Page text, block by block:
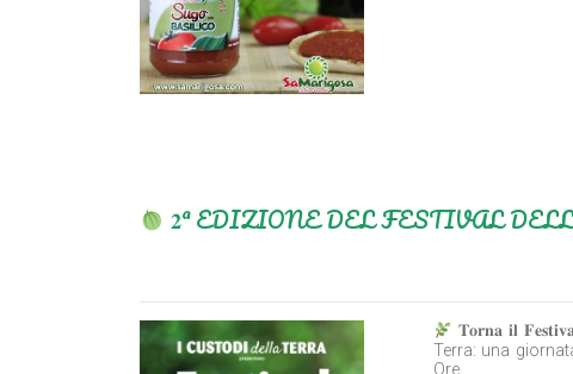
𝟐ª EDIZIONE DEL FESTIVAL
𝐓𝐨𝐫𝐧𝐚 𝐢𝐥
Terra: una
Ore...